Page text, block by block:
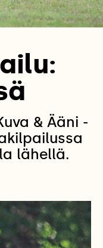
& Ääni -
lähellä.